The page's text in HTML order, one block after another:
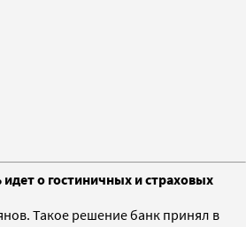
о гостиничных и страховых
Такое решение банк принял в